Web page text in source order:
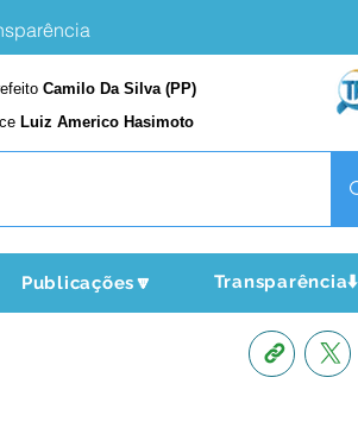
Camilo Da Silva (PP)
Luiz Americo Hasimoto
Publicações🔽 Transparência⬇️